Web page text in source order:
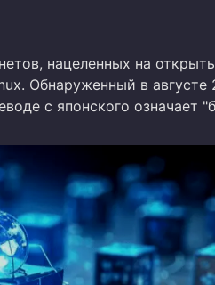
нацеленных на
Обнаруженный в августе
с японского означает